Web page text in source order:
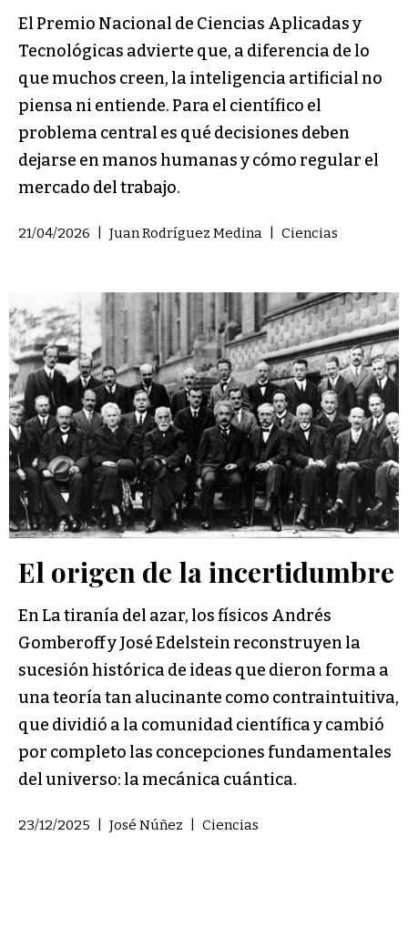
El Premio Nacional de Ciencias Aplicadas y
Tecnológicas advierte que, a diferencia de lo
que muchos creen, la inteligencia artificial no
piensa ni entiende. Para el científico el
problema central es qué decisiones deben
dejarse en manos humanas y cómo regular el
mercado del trabajo.
21/04/2026 Juan Rodríguez Medina Ciencias
El origen de la incertidumbre
En La tiranía del azar, los físicos Andrés
Gomberoff y José Edelstein reconstruyen la
sucesión histórica de ideas que dieron forma a
una teoría tan alucinante como contraintuitiva,
que dividió a la comunidad científica y cambió
por completo las concepciones fundamentales
del universo: la mecánica cuántica.
23/12/2025 José Núñez Ciencias